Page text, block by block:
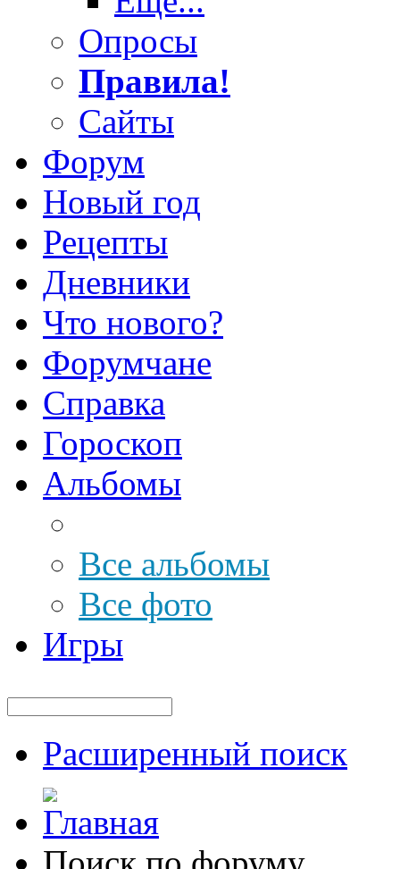
Опросы
Правила!
Сайты
Форум
Новый год
Рецепты
Дневники
Что нового?
Форумчане
Справка
Гороскоп
Альбомы
Все альбомы
Все фото
Игры
Расширенный поиск